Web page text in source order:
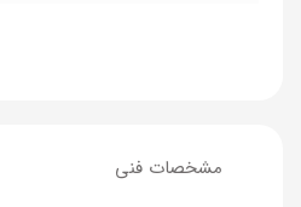
مشخصات فنی